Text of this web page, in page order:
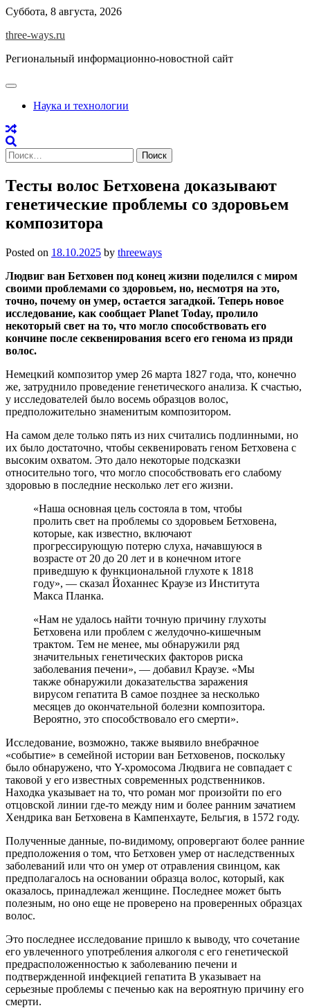
Skip
content
Суббота, 8 августа, 2026
three-ways.ru
Региональный информационно-новостной сайт
Наука и технологии
Найти:
Тесты волос Бетховена доказывают
генетические проблемы со здоровьем
композитора
Posted on 18.10.2025 by threeways
Людвиг ван Бетховен под конец жизни поделился с миром
своими проблемами со здоровьем, но, несмотря на это,
точно, почему он умер, остается загадкой. Теперь новое
исследование, как сообщает Planet Today, пролило
некоторый свет на то, что могло способствовать его
кончине после секвенирования всего его генома из пряди
волос.
Немецкий композитор умер 26 марта 1827 года, что, конечно
же, затруднило проведение генетического анализа. К счастью,
у исследователей было восемь образцов волос,
предположительно знаменитым композитором.
На самом деле только пять из них считались подлинными, но
их было достаточно, чтобы секвенировать геном Бетховена с
высоким охватом. Это дало некоторые подсказки
относительно того, что могло способствовать его слабому
здоровью в последние несколько лет его жизни.
«Наша основная цель состояла в том, чтобы
пролить свет на проблемы со здоровьем Бетховена,
которые, как известно, включают
прогрессирующую потерю слуха, начавшуюся в
возрасте от 20 до 20 лет и в конечном итоге
приведшую к функциональной глухоте к 1818
году», — сказал Йоханнес Краузе из Института
Макса Планка.
«Нам не удалось найти точную причину глухоты
Бетховена или проблем с желудочно-кишечным
трактом. Тем не менее, мы обнаружили ряд
значительных генетических факторов риска
заболевания печени», — добавил Краузе. «Мы
также обнаружили доказательства заражения
вирусом гепатита В самое позднее за несколько
месяцев до окончательной болезни композитора.
Вероятно, это способствовало его смерти».
Исследование, возможно, также выявило внебрачное
«событие» в семейной истории ван Бетховенов, поскольку
было обнаружено, что Y-хромосома Людвига не совпадает с
таковой у его известных современных родственников.
Находка указывает на то, что роман мог произойти по его
отцовской линии где-то между ним и более ранним зачатием
Хендрика ван Бетховена в Кампенхауте, Бельгия, в 1572 году.
Полученные данные, по-видимому, опровергают более ранние
предположения о том, что Бетховен умер от наследственных
заболеваний или что он умер от отравления свинцом, как
предполагалось на основании образца волос, который, как
оказалось, принадлежал женщине. Последнее может быть
полезным, но оно еще не проверено на проверенных образцах
волос.
Это последнее исследование пришло к выводу, что сочетание
его увлеченного употребления алкоголя с его генетической
предрасположенностью к заболеванию печени и
подтвержденной инфекцией гепатита В указывает на
серьезные проблемы с печенью как на вероятную причину его
смерти.